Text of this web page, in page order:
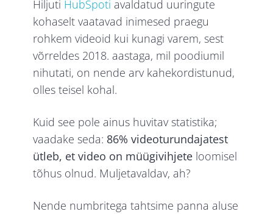
Hiljuti HubSpoti avaldatud uuringute
kohaselt vaatavad inimesed praegu
rohkem videoid kui kunagi varem, sest
võrreldes 2018. aastaga, mil poodiumil
nihutati, on nende arv kahekordistunud,
olles teisel kohal.
Kuid see pole ainus huvitav statistika;
vaadake seda: 86% videoturundajatest
ütleb, et video on müügivihjete loomisel
tõhus olnud. Muljetavaldav, ah?
Nende numbritega tahtsime panna aluse